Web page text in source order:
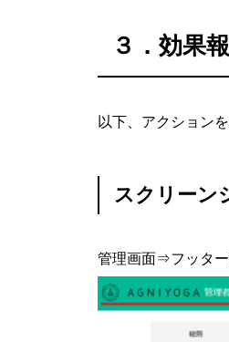
３．効果
以下、アクション
スクリーン
管理画面⇒フッタ